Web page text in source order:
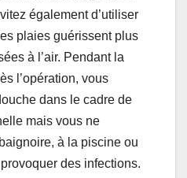
également d’utiliser
plaies guérissent plus
à l’air. Pendant la
l’opération, vous
dans le cadre de
mais vous ne
à la piscine ou
des infections.